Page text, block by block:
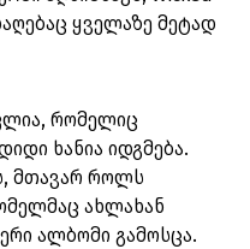
ყველაზე მეტად
რომელიც
ხანია იდგმება.
მთავარ როლს
ახლახან
ალბომი გამოსცა.